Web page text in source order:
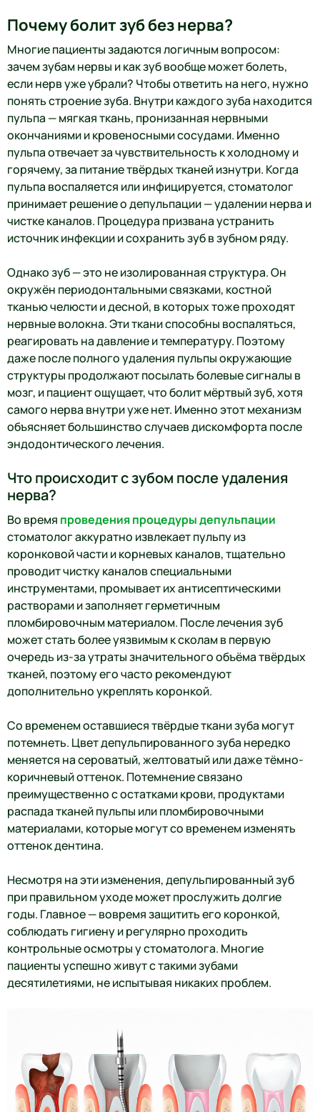
Почему болит зуб без нерва?
Многие пациенты задаются логичным вопросом:
зачем зубам нервы и как зуб вообще может болеть,
если нерв уже убрали? Чтобы ответить на него, нужно
понять строение зуба. Внутри каждого зуба находится
пульпа — мягкая ткань, пронизанная нервными
окончаниями и кровеносными сосудами. Именно
пульпа отвечает за чувствительность к холодному и
горячему, за питание твёрдых тканей изнутри. Когда
пульпа воспаляется или инфицируется, стоматолог
принимает решение о депульпации — удалении нерва и
чистке каналов. Процедура призвана устранить
источник инфекции и сохранить зуб в зубном ряду.
Однако зуб — это не изолированная структура. Он
окружён периодонтальными связками, костной
тканью челюсти и десной, в которых тоже проходят
нервные волокна. Эти ткани способны воспаляться,
реагировать на давление и температуру. Поэтому
даже после полного удаления пульпы окружающие
структуры продолжают посылать болевые сигналы в
мозг, и пациент ощущает, что болит мёртвый зуб, хотя
самого нерва внутри уже нет. Именно этот механизм
объясняет большинство случаев дискомфорта после
эндодонтического лечения.
Что происходит с зубом после удаления
нерва?
Во время проведения процедуры депульпации
стоматолог аккуратно извлекает пульпу из
коронковой части и корневых каналов, тщательно
проводит чистку каналов специальными
инструментами, промывает их антисептическими
растворами и заполняет герметичным
пломбировочным материалом. После лечения зуб
может стать более уязвимым к сколам в первую
очередь из-за утраты значительного объёма твёрдых
тканей, поэтому его часто рекомендуют
дополнительно укреплять коронкой.
Со временем оставшиеся твёрдые ткани зуба могут
потемнеть. Цвет депульпированного зуба нередко
меняется на сероватый, желтоватый или даже тёмно-
коричневый оттенок. Потемнение связано
преимущественно с остатками крови, продуктами
распада тканей пульпы или пломбировочными
материалами, которые могут со временем изменять
оттенок дентина.
Несмотря на эти изменения, депульпированный зуб
при правильном уходе может прослужить долгие
годы. Главное — вовремя защитить его коронкой,
соблюдать гигиену и регулярно проходить
контрольные осмотры у стоматолога. Многие
пациенты успешно живут с такими зубами
десятилетиями, не испытывая никаких проблем.